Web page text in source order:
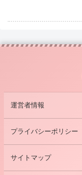
運営者情報
プライバシーポリシー
サイトマップ